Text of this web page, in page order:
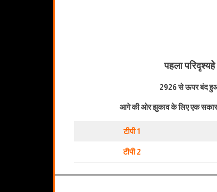
पहला परिदृश्यहे
2926 से ऊपर बंद
आगे की ओर झुकाव के लिए एक
टीपी 1
टीपी 2